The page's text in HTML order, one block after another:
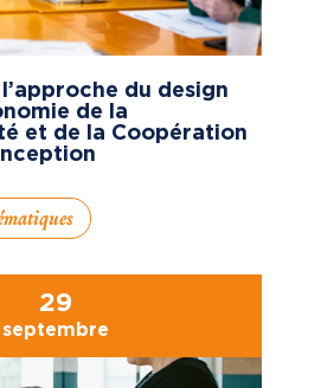
du design
de la
et de la Coopération
29
septembre